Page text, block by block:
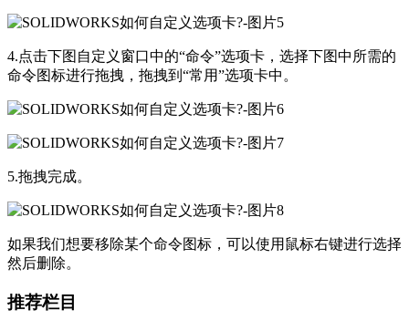
4.点击下图自定义窗口中的“命令”选项卡，选择下图中所需的
命令图标进行拖拽，拖拽到“常用”选项卡中。
5.拖拽完成。
如果我们想要移除某个命令图标，可以使用鼠标右键进行选择
然后删除。
推荐栏目